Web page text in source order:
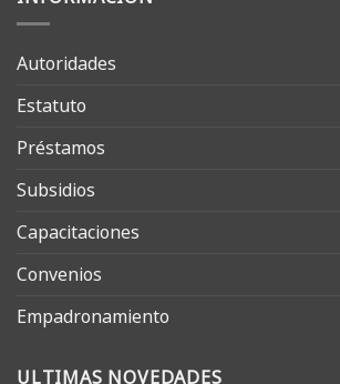
Autoridades
Estatuto
Préstamos
Subsidios
Capacitaciones
Convenios
Empadronamiento